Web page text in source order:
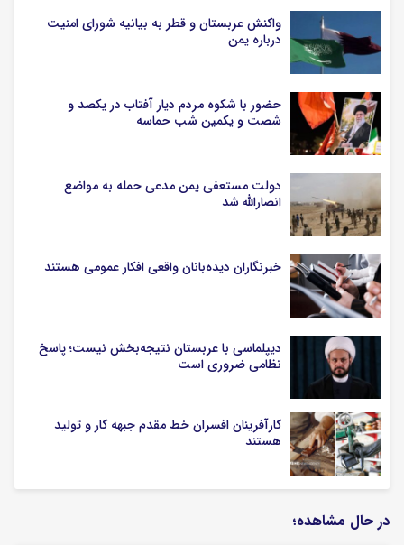
واکنش عربستان و قطر به بیانیه شورای امنیت
درباره یمن
حضور با شکوه مردم دیار آفتاب در یکصد و
شصت و یکمین شب حماسه
دولت مستعفی یمن مدعی حمله به مواضع
انصارالله شد
خبرنگاران دیده‌بانان واقعی افکار عمومی هستند
دیپلماسی با عربستان نتیجه‌بخش نیست؛ پاسخ
نظامی ضروری است
کارآفرینان افسران خط مقدم جبهه کار و تولید
هستند
در حال مشاهده؛